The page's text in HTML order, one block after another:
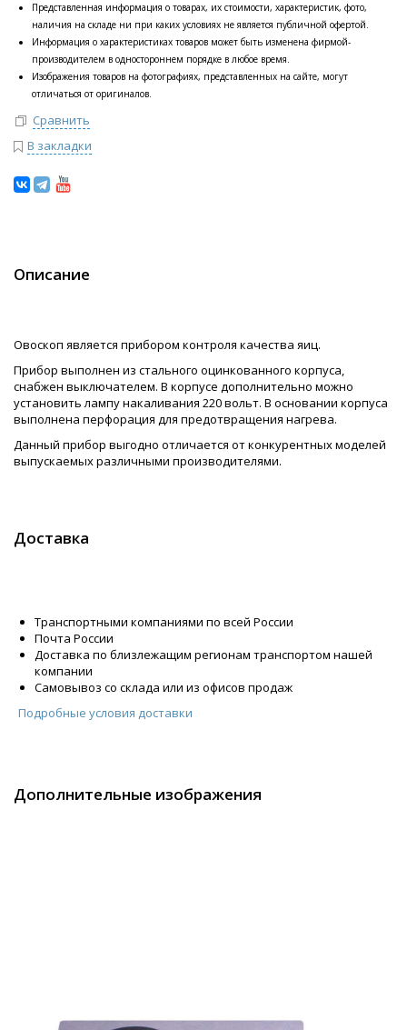
Представленная информация о товарах, их стоимости, характеристик, фото,
наличия на складе ни при каких условиях не является публичной офертой.
Информация о характеристиках товаров может быть изменена фирмой-
производителем в одностороннем порядке в любое время.
Изображения товаров на фотографиях, представленных на сайте, могут
отличаться от оригиналов.
Сравнить
В закладки
Описание
Овоскоп является прибором контроля качества яиц.
Прибор выполнен из стального оцинкованного корпуса,
снабжен выключателем. В корпусе дополнительно можно
установить лампу накаливания 220 вольт. В основании корпуса
выполнена перфорация для предотвращения нагрева.
Данный прибор выгодно отличается от конкурентных моделей
выпускаемых различными производителями.
Доставка
Транспортными компаниями по всей России
Почта России
Доставка по близлежащим регионам транспортом нашей
компании
Самовывоз со склада или из офисов продаж
Подробные условия доставки
Дополнительные изображения